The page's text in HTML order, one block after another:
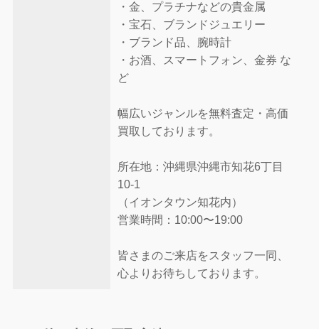
・金、プラチナなどの貴金属
・宝石、ブランドジュエリー
・ブランド品、腕時計
・お酒、スマートフォン、金券 な
ど
幅広いジャンルを無料査定・高価
買取しております。
所在地：沖縄県沖縄市知花6丁目
10-1
（イオンタウン知花内）
営業時間：10:00〜19:00
皆さまのご来店をスタッフ一同、
心よりお待ちしております。